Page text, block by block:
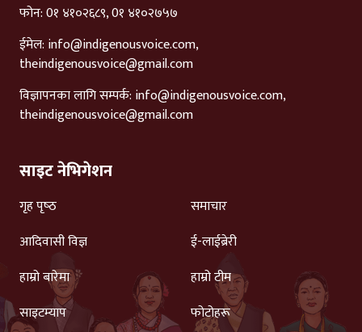
फोन: 0१ ४१०२६८९, 0१ ४१०२७५७
ईमेल: info@indigenousvoice.com,
theindigenousvoice@gmail.com
विज्ञापनका लागि सम्पर्क: info@indigenousvoice.com,
theindigenousvoice@gmail.com
साइट नेभिगेशन
गृह पृष्‍ठ
समाचार
आदिवासी विज्ञ
ई-लाईब्रेरी
हाम्रो बारेमा
हाम्रो टीम
साइटम्याप
फोटोहरू